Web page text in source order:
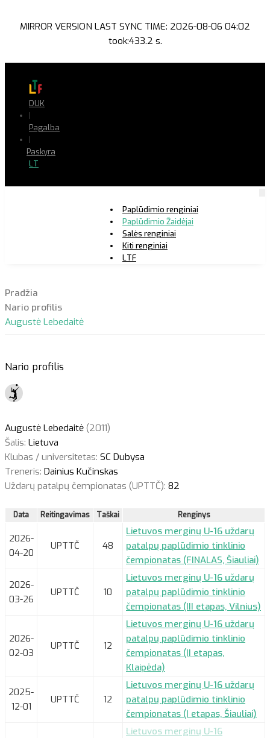
MIRROR VERSION LAST SYNC TIME: 2026-08-06 04:02
took:433.2 s.
DUK
|
Pagalba
|
Paskyra
LT
Paplūdimio renginiai
Paplūdimio Žaidėjai
Salės renginiai
Kiti renginiai
LTF
Pradžia
Nario profilis
Augustė Lebedaitė
Nario profilis
Augustė Lebedaitė (2011)
Šalis: Lietuva
Klubas / universitetas: SC Dubysa
Treneris: Dainius Kučinskas
Uždarų patalpų čempionatas (UPTTČ): 82
Data Reitingavimas Taškai Renginys
2026-
04-20
UPTTČ 48
Lietuvos merginų U-16 uždarų
patalpų paplūdimio tinklinio
čempionatas (FINALAS, Šiauliai)
2026-
03-26
UPTTČ 10
Lietuvos merginų U-16 uždarų
patalpų paplūdimio tinklinio
čempionatas (III etapas, Vilnius)
2026-
02-03
UPTTČ 12
Lietuvos merginų U-16 uždarų
patalpų paplūdimio tinklinio
čempionatas (II etapas,
Klaipėda)
2025-
12-01
UPTTČ 12
Lietuvos merginų U-16 uždarų
patalpų paplūdimio tinklinio
čempionatas (I etapas, Šiauliai)
Lietuvos merginų U-16